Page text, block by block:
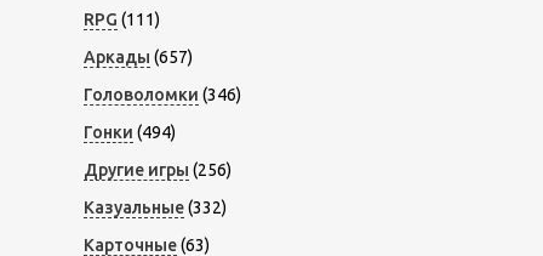
RPG (111)
Аркады (657)
Головоломки (346)
Гонки (494)
Другие игры (256)
Казуальные(332)
Карточные(63)